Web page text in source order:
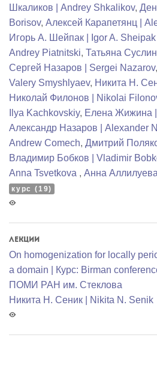
Шкаликов | Andrey Shkalikov,
Borisov, Алексей Карапетянц |
Игорь А. Шейпак | Igor A. Sheipak
Andrey Piatnitski, Татьяна
Сергей Назаров | Sergei Nazarov,
Valery Smyshlyaev, Никита Н.
Николай Филонов | Nikolai
Ilya Kachkovskiy, Елена Жижина
Александр Назаров | Alexander
Andrew Comech, Дмитрий
Владимир Бобков | Vladimir
Anna Tsvetkova , Анна
курс (19)
Лекции
On homogenization for locally
a domain | Курс: Birman
ПОМИ РАН им. Стеклова
Никита Н. Сеник | Nikita N. Senik